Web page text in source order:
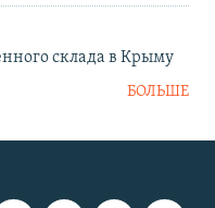
склада в Крыму
БОЛЬШЕ